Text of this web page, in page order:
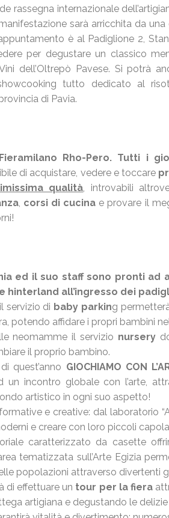
rassegna internazionale
sarà arricchita da
è al Padiglione 2,
per degustare un classico
dell’Oltrepò Pavese. Si potrà
tutto dedicato al
di Pavia.
Rho-Pero. Tutti i
di acquistare, vedere e toccare
qualità , introvabili
corsi di cucina e provare il
ed il suo staff sono pronti
hinterland all’ingresso dei
servizio di baby parking
potendo affidare i propri bambini
neomamme il servizio nursery
il proprio bambino.
quest’anno GIOCHIAMO CON
un incontro globale con l’arte,
artistico in ogni suo aspetto!
e creative: dal laboratorio
e creare con loro piccoli
caratterizzato da casette
tematizzata sull’Arte Egizia
popolazioni attraverso divertenti
di effettuare un tour per la fiera
artigiana e degustando le